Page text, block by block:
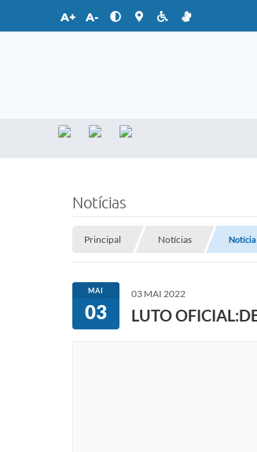
A+ A-
Notícias
Principal Notícias Notícia
MAI
03
03 MAI 2022
LUTO